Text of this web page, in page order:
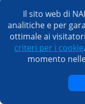
eliminare dati in
Apri ilCentro
autorizzazioni
Il sito web di
analitiche e per
ottimale ai
criteri per i cookie
momento